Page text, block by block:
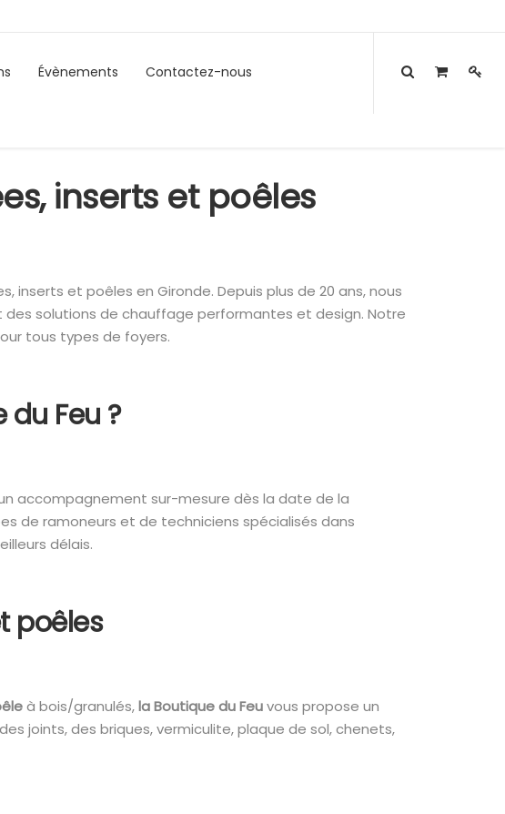
Évènements Contactez-nous
inserts et poêles
inserts et poêles en Gironde. Depuis plus de 20 ans, nous
des solutions de chauffage performantes et design. Notre
tous types de foyers.
Feu ?
accompagnement sur-mesure dès la date de la
de ramoneurs et de techniciens spécialisés dans
délais.
poêles
à bois/granulés,la Boutique du Feuvous propose un
joints, des briques, vermiculite, plaque de sol, chenets,